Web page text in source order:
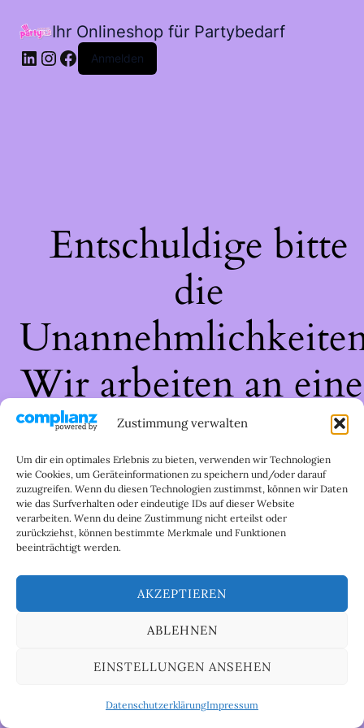
Zustimmung verwalten
Um dir ein optimales Erlebnis zu bieten, verwenden wir Technologien
wie Cookies, um Geräteinformationen zu speichern und/oder darauf
zuzugreifen. Wenn du diesen Technologien zustimmst, können wir Daten
wie das Surfverhalten oder eindeutige IDs auf dieser Website
verarbeiten. Wenn du deine Zustimmung nicht erteilst oder
zurückziehst, können bestimmte Merkmale und Funktionen
beeinträchtigt werden.
AKZEPTIEREN
ABLEHNEN
EINSTELLUNGEN ANSEHEN
DatenschutzerklärungImpressum
Ihr Onlineshop für Partybedarf
LinkedIn
Instagram
Facebook
Anmelden
Entschuldige bitte
die
Wir arbeiten an
großartigen Sache
schau bald wieder
vorbei!